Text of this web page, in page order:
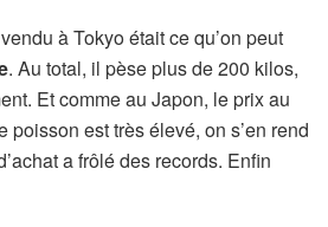
à Tokyo était ce qu’on peut
. Au total, il pèse plus de 200 kilos,
Et comme au Japon, le prix au
poisson est très élevé, on s’en rend
a frôlé des records. Enfin